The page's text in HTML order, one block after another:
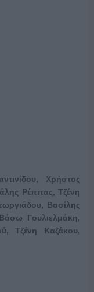
Χρήστος
Ρέππας, Τζένη
Βασίλης
Γουλιελμάκη,
Τζένη Καζάκου,